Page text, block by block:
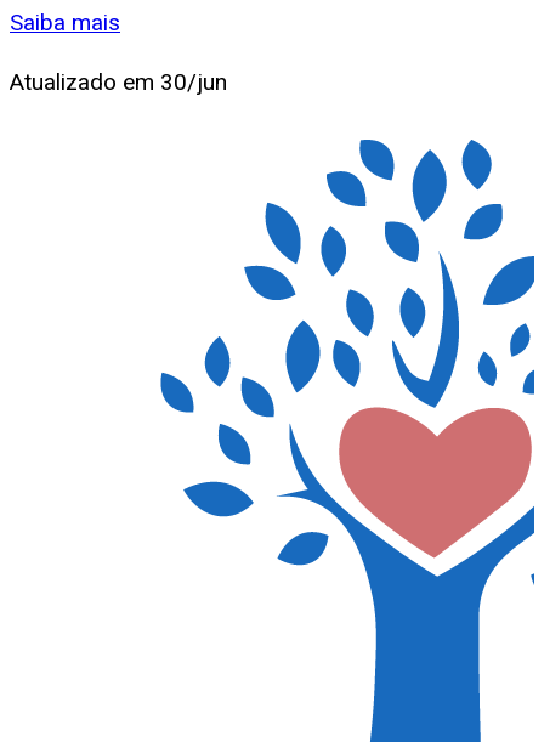
Saiba mais
Atualizado em 30/jun